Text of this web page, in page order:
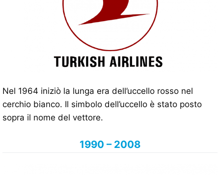
Nel 1964 iniziò la lunga era dell’uccello rosso nel
cerchio bianco. Il simbolo dell’uccello è stato posto
sopra il nome del vettore.
1990 – 2008